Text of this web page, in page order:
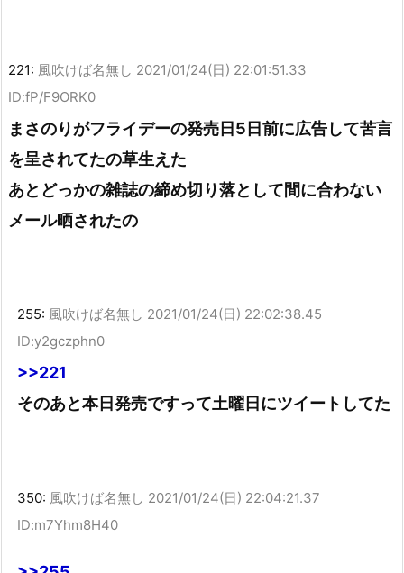
221: 風吹けば名無し 2021/01/24(日) 22:01:51.33
ID:fP/F9ORK0
まさのりがフライデーの発売日5日前に広告して苦言
を呈されてたの草生えた
あとどっかの雑誌の締め切り落として間に合わない
メール晒されたの
255: 風吹けば名無し 2021/01/24(日) 22:02:38.45
ID:y2gczphn0
>>221
そのあと本日発売ですって土曜日にツイートしてた
350: 風吹けば名無し 2021/01/24(日) 22:04:21.37
ID:m7Yhm8H40